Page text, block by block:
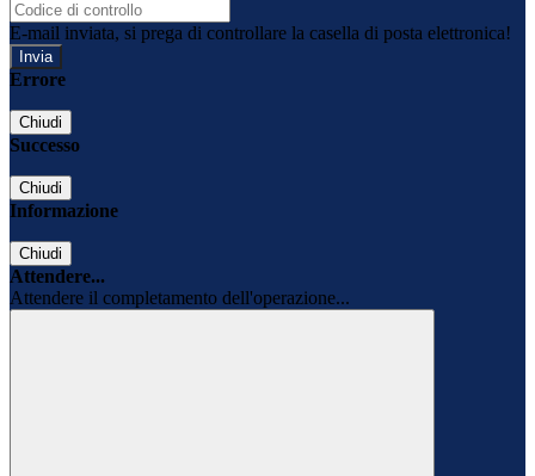
E-mail inviata, si prega di controllare la casella di posta elettronica!
Errore
Chiudi
Successo
Chiudi
Informazione
Chiudi
Attendere...
Attendere il completamento dell'operazione...